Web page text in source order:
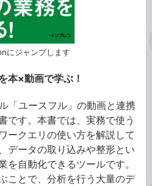
にジャンプします
本×動画で学ぶ！
「ユースフル」の動画と連携
です。本書では、実務で使う
ークエリの使い方を解説して
データの取り込みや整形とい
を自動化できるツールです。
ことで、分析を行う大量のデ